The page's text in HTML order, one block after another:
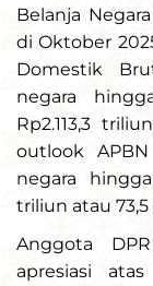
Belanja
di Oktober
Domestik
negara
Rp2.113,3
outlook
negara
triliun atau
Anggota
apresiasi